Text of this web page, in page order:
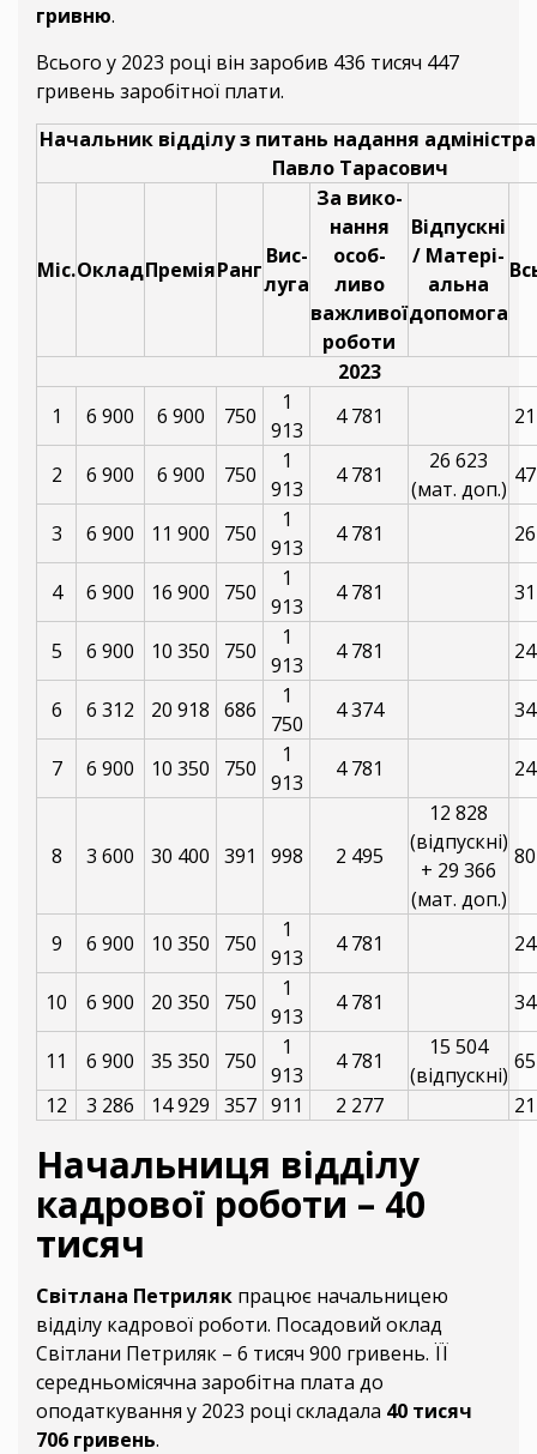
гривню.
Всього у 2023 році він заробив 436 тисяч 447
гривень заробітної плати.
Начальник відділу з питань надання
Павло Тарасович
Міс.ОкладПреміяРанг
Вис-
луга
За вико-
нання
особ-
ливо
важливої
роботи
Відпускні
/ Матері-
альна
допомога
2023
1
6 900 6 900 750
1
913
4 781
2 6 900 6 900 750
1
913
4 781
26 623
(мат. доп.)
3 6 900 11 900 750
1
913
4 781
4 6 900 16 900 750
1
913
4 781
5 6 900 10 350 750
1
913
4 781
6 6 312 20 918 686
1
750
4 374
7 6 900 10 350 750
1
913
4 781
8 3 600 30 400 391 998 2 495
12 828
(відпускні)
+ 29 366
(мат. доп.)
9 6 900 10 350 750
1
913
4 781
10 6 900 20 350 750
1
913
4 781
11 6 900 35 350 750
1
913
4 781
15 504
(відпускні)
12
3 286 14 929 357 911 2 277
Начальниця відділу
кадрової роботи – 40
тисяч
Світлана Петриляк працює начальницею
відділу кадрової роботи. Посадовий оклад
Світлани Петриляк – 6 тисяч 900 гривень. ЇЇ
середньомісячна заробітна плата до
оподаткування у 2023 році складала 40 тисяч
706 гривень.